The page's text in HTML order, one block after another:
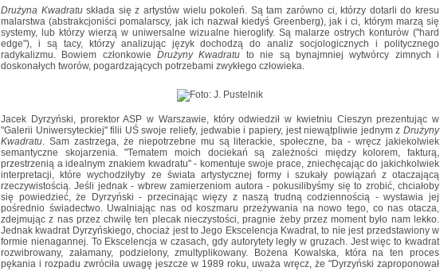
Drużyna Kwadratuskłada się z artystów wielu pokoleń. Są tam zarówno ci, którzy dotarli do kresu
malarstwa (abstrakcjoniści pomalarscy, jak ich nazwał kiedyś Greenberg), jak i ci, którym marzą się
systemy, lub którzy wierzą w uniwersalne wizualne hieroglify. Są malarze ostrych konturów ("hard
edge"), i są tacy, którzy analizując język dochodzą do analiz socjologicznych i politycznego
radykalizmu. Bowiem członkowieDrużyny Kwadratu to nie są bynajmniej wytwórcy zimnych i
doskonałych tworów, pogardzających potrzebami zwykłego człowieka.
Jacek Dyrzyński, prorektor ASP w Warszawie, który odwiedził w kwietniu Cieszyn prezentując w
"Galerii Uniwersyteckiej" filii UŚ swoje reliefy, jedwabie i papiery, jest niewątpliwie jednym z Drużyny
Kwadratu. Sam zastrzega, że niepotrzebne mu są literackie, społeczne, ba - wręcz jakiekolwiek
semantyczne skojarzenia. "Tematem moich dociekań są zależności między kolorem, fakturą,
przestrzenią a idealnym znakiem kwadratu" - komentuje swoje prace, zniechęcając do jakichkolwiek
interpretacji, które wychodziłyby ze świata artystycznej formy i szukały powiązań z otaczającą
rzeczywistością. Jeśli jednak - wbrew zamierzeniom autora - pokusilibyśmy się to zrobić, chciałoby
się powiedzieć, że Dyrzyński - przecinając więzy z naszą trudną codziennością - wystawia jej
pośrednio świadectwo. Uwalniając nas od koszmaru przeżywania na nowo tego, co nas otacza,
zdejmując z nas przez chwilę ten plecak nieczystości, pragnie żeby przez moment było nam lekko.
Jednak kwadrat Dyrzyńskiego, chociaż jest to Jego Ekscelencja Kwadrat, to nie jest przedstawiony w
formie nienagannej. To Ekscelencja w czasach, gdy autorytety legły w gruzach. Jest więc to kwadrat
rozwibrowany, załamany, podzielony, zmultyplikowany. Bożena Kowalska, która na ten proces
pękania i rozpadu zwróciła uwagę jeszcze w 1989 roku, uważa wręcz, że "Dyrzyński zaproponował